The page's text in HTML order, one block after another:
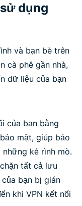
dụng
và bạn bè trên
cà phê gần nhà,
dữ liệu của bạn
của bạn bằng
mật, giúp bảo
kẻ rình mò.
tất cả lưu
bạn bị gián
khi VPN kết nối